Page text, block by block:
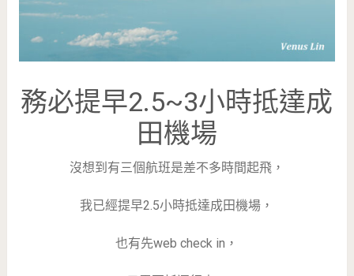
務必提早2.5~3小時抵達成
田機場
沒想到有三個航班是差不多時間起飛，
我已經提早2.5小時抵達成田機場，
也有先web check in，